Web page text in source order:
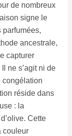
de nombreux
signe le
parfumées,
ancestrale,
capturer
ne s’agit ni de
congélation
réside dans
: la
Cette
couleur